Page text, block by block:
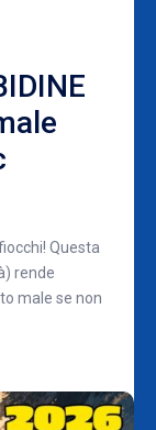
Questa
rende
male se non